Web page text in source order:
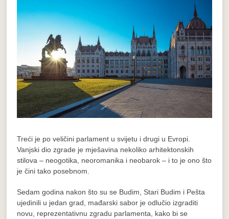
Treći je po veličini parlament u svijetu i drugi u Evropi.
Vanjski dio zgrade je mješavina nekoliko arhitektonskih
stilova – neogotika, neoromanika i neobarok – i to je ono što
je čini tako posebnom.
Sedam godina nakon što su se Budim, Stari Budim i Pešta
ujedinili u jedan grad, mađarski sabor je odlučio izgraditi
novu, reprezentativnu zgradu parlamenta, kako bi se